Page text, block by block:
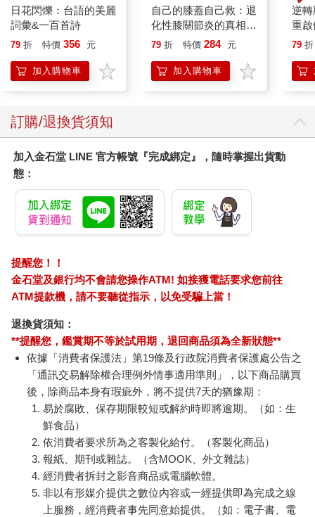
日花閃爍：台語的美麗
詞彙&一百首詩
79 折 特價 356 元
加入購物車
自己的膝蓋自己救：退
化性膝關節炎的真相
【暢銷增訂版】
79 折 特價 284 元
加入購物車
逆轉
重
糖
復
79 折
訂購/退換貨須知
加入金石堂 LINE 官方帳號『完成綁定』，隨時掌握出貨動
態：
提醒您！！
金石堂及銀行均不會請您操作ATM! 如接獲電話要求您前往
ATM提款機，請不要聽從指示，以免受騙上當！
退換貨須知：
**提醒您，鑑賞期不等於試用期，退回商品須為全新狀態**
依據「消費者保護法」第19條及行政院消費者保護處公告之
「通訊交易解除權合理例外情事適用準則」，以下商品購買
後，除商品本身有瑕疵外，將不提供7天的猶豫期：
易於腐敗、保存期限較短或解約時即將逾期。（如：生
鮮食品）
依消費者要求所為之客製化給付。（客製化商品）
報紙、期刊或雜誌。（含MOOK、外文雜誌）
經消費者拆封之影音商品或電腦軟體。
非以有形媒介提供之數位內容或一經提供即為完成之線
上服務，經消費者事先同意始提供。（如：電子書、電